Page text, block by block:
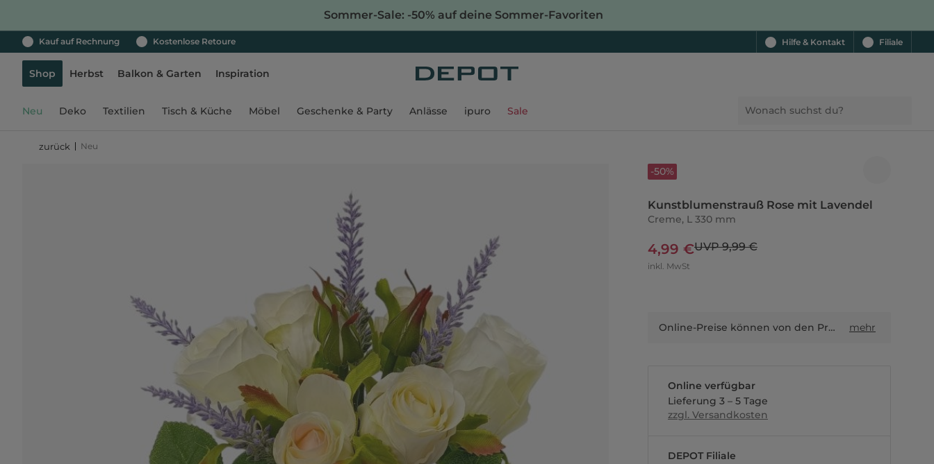
Sommer-Sale: -50% auf deine Sommer-Favoriten
Kauf auf Rechnung Kostenlose Retoure Hilfe & Kontakt Filiale
Shop Herbst Balkon & Garten Inspiration
Neu Deko Textilien Tisch & Küche Möbel Geschenke & Party Anlässe ipuro Sale
zurück Neu
-50%
Kunstblumenstrauß Rose mit Lavendel
Creme, L 330 mm
4,99 €UVP 9,99 €
inkl. MwSt
Online-Preise können von den Preisen in Filialen sowie Shop-in-Shop-Flächen abweichen. mehr
Online verfügbar
Lieferung 3 – 5 Tage
zzgl. Versandkosten
DEPOT Filiale